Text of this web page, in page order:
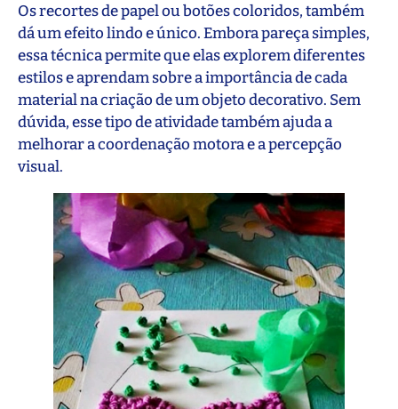
Os recortes de papel ou botões coloridos, também
dá um efeito lindo e único. Embora pareça simples,
essa técnica permite que elas explorem diferentes
estilos e aprendam sobre a importância de cada
material na criação de um objeto decorativo. Sem
dúvida, esse tipo de atividade também ajuda a
melhorar a coordenação motora e a percepção
visual.